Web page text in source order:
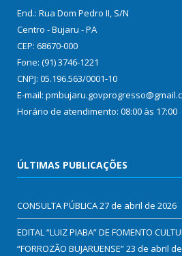
End.: Rua Dom Pedro II, S/N
Centro - Bujaru - PA
CEP: 68670-000
Fone: (91) 3746-1221
CNPJ: 05.196.563/0001-10
E-mail:
Horário de atendimento: 08:00 às 17:00
ÚLTIMAS PUBLICAÇÕES
CONSULTA PÚBLICA27 de abril de 2026
EDITAL “LUIZ PIABA” DE FOMENTO
“FORROZÃO BUJARUENSE”23 de abril